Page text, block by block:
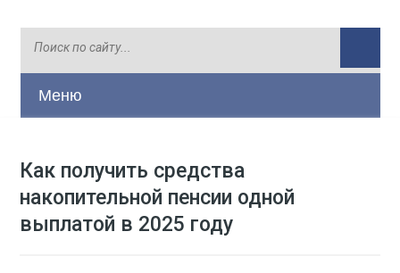
Меню
Как получить средства
накопительной пенсии одной
выплатой в 2025 году